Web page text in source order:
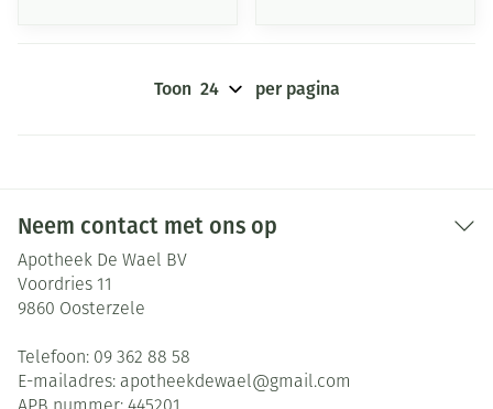
Toon per pagina
Neem contact met ons op
Apotheek De Wael BV
Voordries 11
9860 Oosterzele
Telefoon: 09 362 88 58
E-mailadres: apotheekdewael@gmail.com